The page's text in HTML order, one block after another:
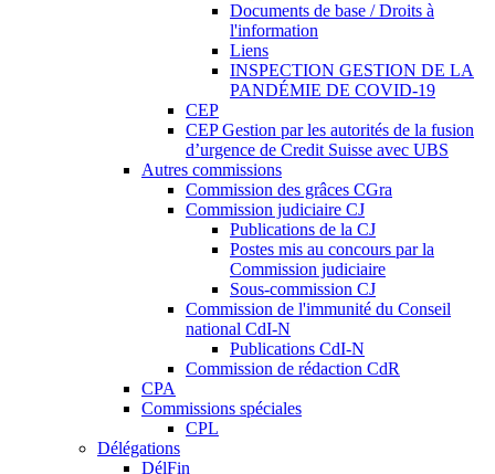
Documents de base / Droits à
l'information
Liens
INSPECTION GESTION DE LA
PANDÉMIE DE COVID-19
CEP
CEP Gestion par les autorités de la fusion
d’urgence de Credit Suisse avec UBS
Autres commissions
Commission des grâces CGra
Commission judiciaire CJ
Publications de la CJ
Postes mis au concours par la
Commission judiciaire
Sous-commission CJ
Commission de l'immunité du Conseil
national CdI-N
Publications CdI-N
Commission de rédaction CdR
CPA
Commissions spéciales
CPL
Délégations
DélFin